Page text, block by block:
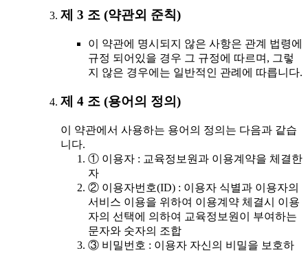
제 3 조 (약관외 준칙)
이 약관에 명시되지 않은 사항은 관계 법령에
규정 되어있을 경우 그 규정에 따르며, 그렇
지 않은 경우에는 일반적인 관례에 따릅니다.
제 4 조 (용어의 정의)
이 약관에서 사용하는 용어의 정의는 다음과 같습
니다.
① 이용자 : 교육정보원과 이용계약을 체결한
자
② 이용자번호(ID) : 이용자 식별과 이용자의
서비스 이용을 위하여 이용계약 체결시 이용
자의 선택에 의하여 교육정보원이 부여하는
문자와 숫자의 조합
③ 비밀번호 : 이용자 자신의 비밀을 보호하